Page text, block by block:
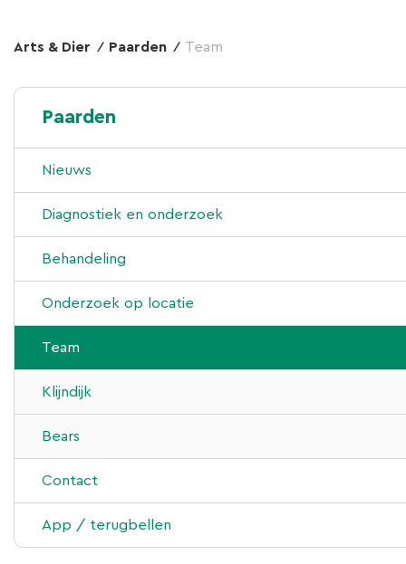
Arts & Dier Paarden Team
Paarden
Nieuws
Diagnostiek en onderzoek
1e- en 2e lijns diergeneeskundige zorg
Aan- en verkoopkeuringen
Klinisch keuren/ -onderzoek
Scopie
Röntgenonderzoek
Mobiele röntgen
Echografie
Chiropractie
Behandeling
Chirugie
Gynaecologie
IRAP en PRP
Tandheelkunde
Chiropractie
Lasertherapie
Onderzoek op locatie
Team
Klijndijk
Bears
Contact
App / terugbellen